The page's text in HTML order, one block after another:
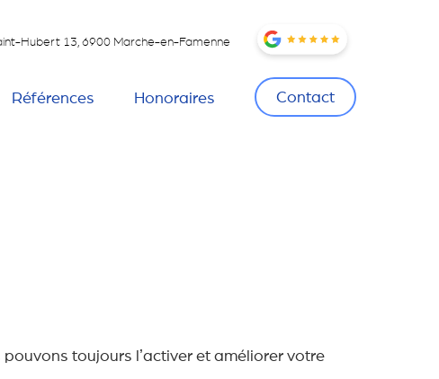
Hubert 13, 6900 Marche-en-Famenne
Références Honoraires Contact
toujours lʼactiver et améliorer votre